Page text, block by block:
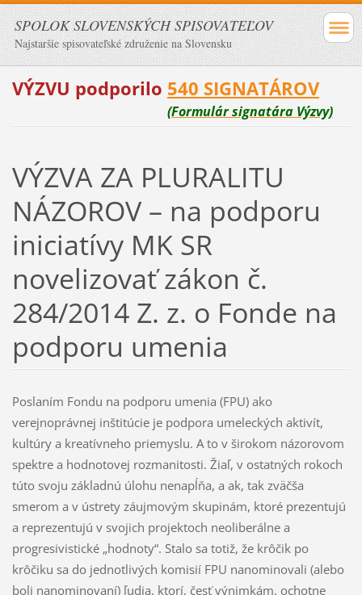
SPOLOK SLOVENSKÝCH SPISOVATEĽOV
Najstaršie spisovateľské združenie na Slovensku
VÝZVU podporilo 540 SIGNATÁROV
(Formulár signatára Výzvy)
VÝZVA ZA PLURALITU
NÁZOROV – na podporu
iniciatívy MK SR
novelizovať zákon č.
284/2014 Z. z. o Fonde na
podporu umenia
Poslaním Fondu na podporu umenia (FPU) ako
verejnoprávnej inštitúcie je podpora umeleckých aktivít,
kultúry a kreatívneho priemyslu. A to v širokom názorovom
spektre a hodnotovej rozmanitosti. Žiaľ, v ostatných rokoch
túto svoju základnú úlohu nenapĺňa, a ak, tak zväčša
smerom a v ústrety záujmovým skupinám, ktoré prezentujú
a reprezentujú v svojich projektoch neoliberálne a
progresivistické „hodnoty“. Stalo sa totiž, že krôčik po
krôčiku sa do jednotlivých komisií FPU nanominovali (alebo
boli nanominovaní) ľudia, ktorí, česť výnimkám, ochotne